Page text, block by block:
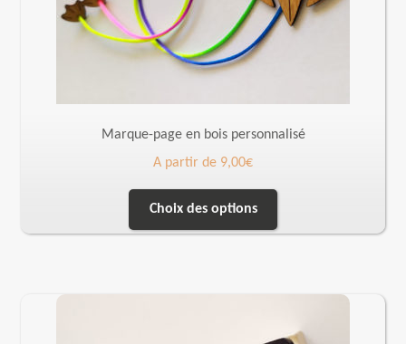
Marque-page en bois personnalisé
A partir de 9,00€
Choix des options